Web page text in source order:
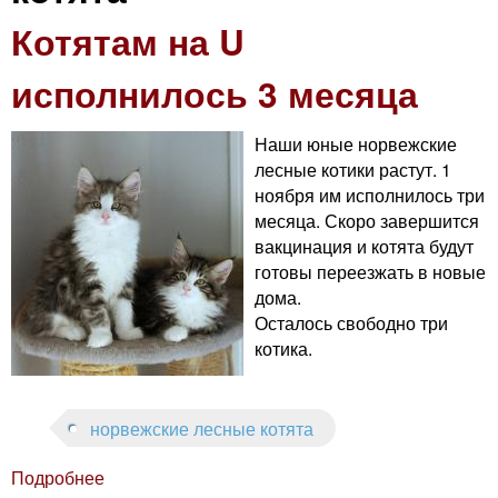
i
n
C
t
m
e
n
Котятам на U
исполнилось 3 месяца
Наши юные норвежские
лесные котики растут. 1
ноября им исполнилось три
месяца. Скоро завершится
вакцинация и котята будут
готовы переезжать в новые
дома.
Осталось свободно три
котика.
норвежские лесные котята
Подробнее